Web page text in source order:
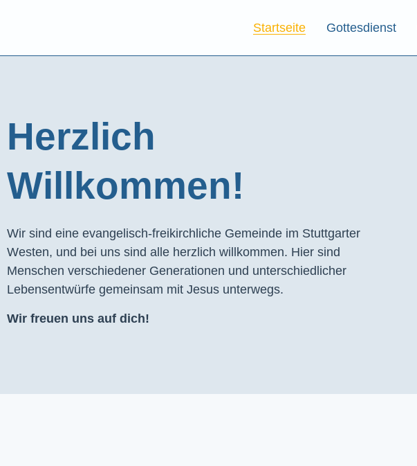
Startseite Gottesdienst
Herzlich
Willkommen!
Wir sind eine evangelisch-freikirchliche Gemeinde im Stuttgarter
Westen, und bei uns sind alle herzlich willkommen. Hier sind
Menschen verschiedener Generationen und unterschiedlicher
Lebensentwürfe gemeinsam mit Jesus unterwegs.
Wir freuen uns auf dich!